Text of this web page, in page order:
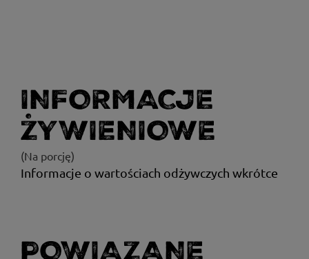
INFORMACJE
ŻYWIENIOWE
(Na porcję)
Informacje o wartościach odżywczych wkrótce
POWIĄZANE